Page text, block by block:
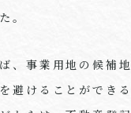
。
、事業用地の候補地
避けることができる